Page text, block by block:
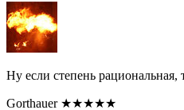
Ну если степень
Gorthauer ★★★★★